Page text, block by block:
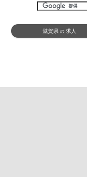
滋賀県の 求人